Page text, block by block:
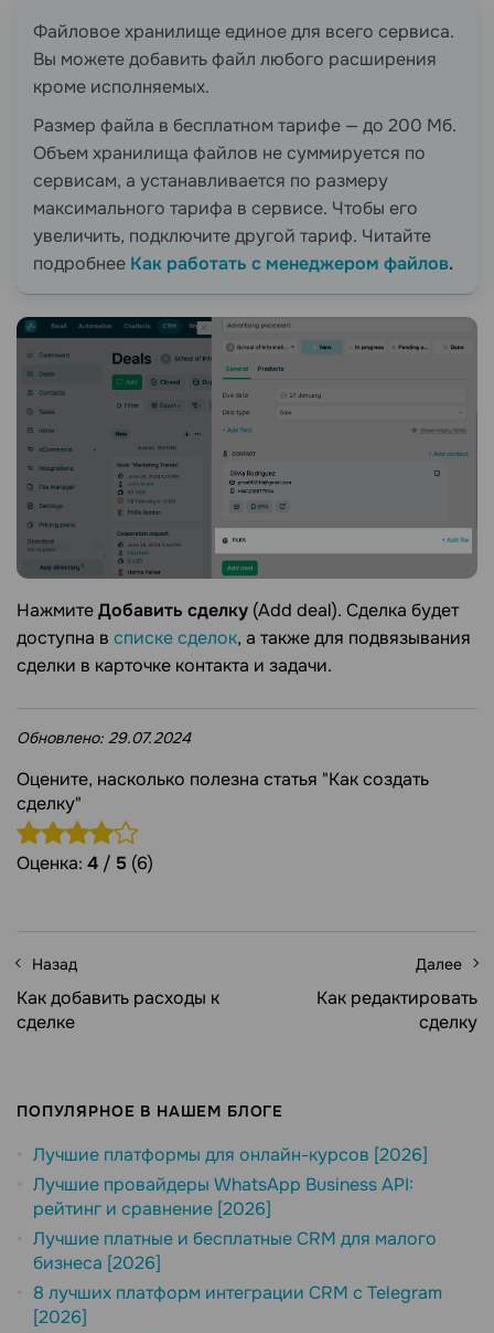
Файловое хранилище единое для всего сервиса.
Вы можете добавить файл любого расширения
кроме исполняемых.
Размер файла в бесплатном тарифе — до 200 Мб.
Объем хранилища файлов не суммируется по
сервисам, а устанавливается по размеру
максимального тарифа в сервисе. Чтобы его
увеличить, подключите другой тариф. Читайте
подробнее Как работать с менеджером файлов.
НажмитеДобавить сделку (Add deal). Сделка будет
доступна в списке сделок, а также для подвязывания
сделки в карточке контакта и задачи.
Обновлено: 29.07.2024
Оцените, насколько полезна статья "Как создать
сделку"
Оценка: 4 / 5 (6)
Назад
Как добавить расходы к
сделке
Далее
Как редактировать
сделку
ПОПУЛЯРНОЕ В НАШЕМ БЛОГЕ
Лучшие платформы для онлайн-курсов [2026]
Лучшие провайдеры WhatsApp Business API:
рейтинг и сравнение [2026]
Лучшие платные и бесплатные CRM для малого
бизнеса [2026]
8 лучших платформ интеграции CRM с Telegram
[2026]